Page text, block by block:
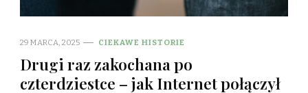
29 MARCA, 2025 CIEKAWE HISTORIE
Drugi raz zakochana po
czterdziestce – jak Internet połączył